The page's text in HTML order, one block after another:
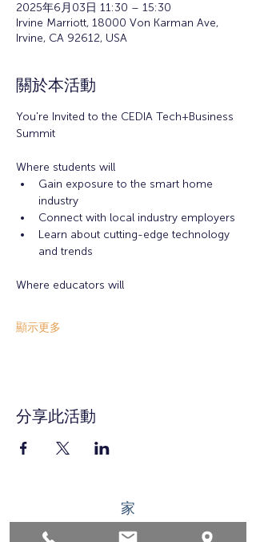
2025年6月03日 11:30 – 15:30
Irvine Marriott, 18000 Von Karman Ave,
Irvine, CA 92612, USA
關於本活動
You're Invited to the CEDIA Tech+Business
Summit
Where students will
Gain exposure to the smart home
industry
Connect with local industry employers
Learn about cutting-edge technology
and trends
Where educators will
顯示更多
分享此活動
家
求职者